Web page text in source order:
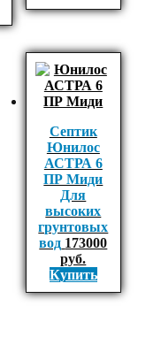
Септик
Юнилос
АСТРА 6
ПР Миди
Для
высоких
грунтовых
вод 173000
руб.
Купить